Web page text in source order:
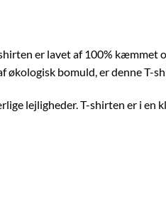
er lavet af 100% kæmmet
bomuld, er denne T-
lejligheder. T-shirten er i en